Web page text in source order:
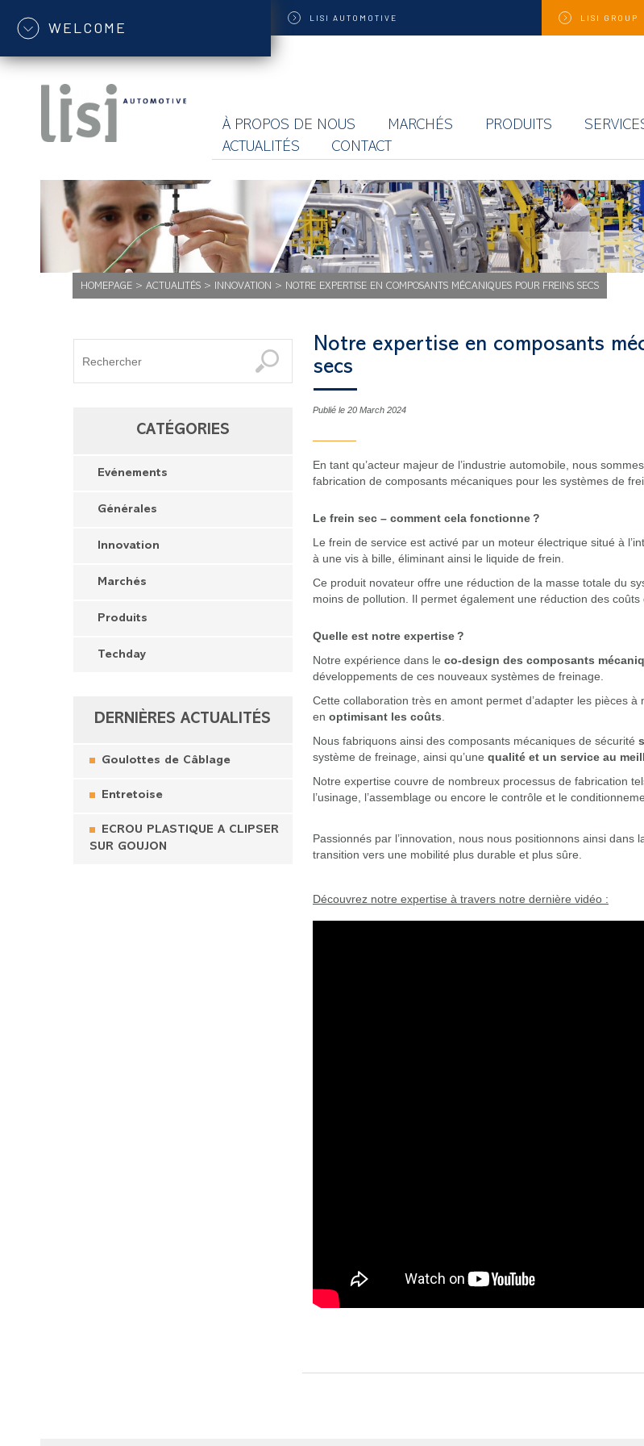
WELCOME
LISI AUTOMOTIVE LISI GROUP
À PROPOS DE NOUS MARCHÉS PRODUITS
ACTUALITÉS
CONTACT
HOMEPAGE> ACTUALITÉS> INNOVATION > NOTRE EXPERTISE EN COMPOSANTS MÉCANIQUES POUR FREINS SECS
CATÉGORIES
Evénements
Générales
Innovation
Marchés
Produits
Techday
DERNIÈRES ACTUALITÉS
Goulottes de Câblage
Entretoise
ECROU PLASTIQUE A CLIPSER
SUR GOUJON
Notre expertise en composants
secs
Publié le 20 March 2024
En tant qu’acteur majeur de l’industrie automobile, nous
fabrication de composants mécaniques pour les systèmes de
Le frein sec – comment cela fonctionne ?
Le frein de service est activé par un moteur électrique situé à
à une vis à bille, éliminant ainsi le liquide de frein.
Ce produit novateur offre une réduction de la masse totale du
moins de pollution. Il permet également une réduction des coûts
Quelle est notre expertise ?
Notre expérience dans le co-design des composants
développements de ces nouveaux systèmes de freinage.
Cette collaboration très en amont permet d’adapter les pièces
en optimisant les coûts
Nous fabriquons ainsi des composants mécaniques de sécurité
système de freinage, ainsi qu’une qualité et un service au
Notre expertise couvre de nombreux processus de fabrication
l’usinage, l’assemblage ou encore le contrôle et le
Passionnés par l’innovation, nous nous positionnons ainsi
transition vers une mobilité plus durable et plus sûre.
Découvrez notre expertise à travers notre dernière vidéo :